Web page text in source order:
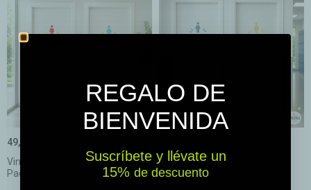
Vinilos para puertas de baño |
Pack de 2...
49,50 €
Carteles adhesivos para WC |
Vinilos...
REGALO DE
BIENVENIDA
Suscríbete y llévate un
15% ​​ de descuento